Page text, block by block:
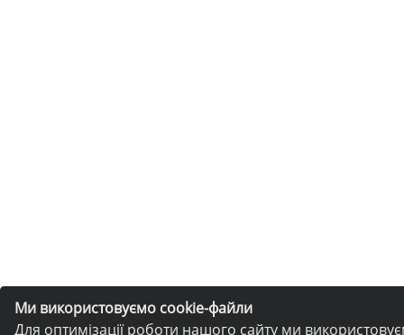
Ми використовуємо cookie-файли
Для оптимізації роботи нашого сайту ми